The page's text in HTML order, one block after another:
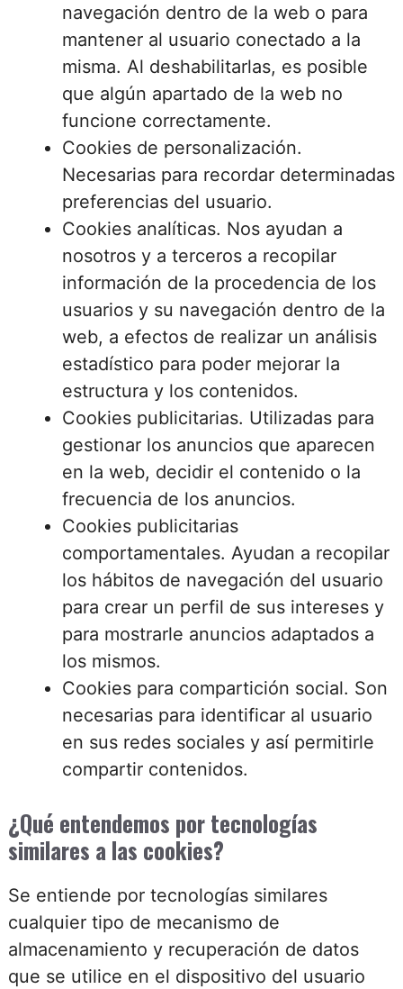
navegación dentro de la web o para
mantener al usuario conectado a la
misma. Al deshabilitarlas, es posible
que algún apartado de la web no
funcione correctamente.
Cookies de personalización.
Necesarias para recordar determinadas
preferencias del usuario.
Cookies analíticas. Nos ayudan a
nosotros y a terceros a recopilar
información de la procedencia de los
usuarios y su navegación dentro de la
web, a efectos de realizar un análisis
estadístico para poder mejorar la
estructura y los contenidos.
Cookies publicitarias. Utilizadas para
gestionar los anuncios que aparecen
en la web, decidir el contenido o la
frecuencia de los anuncios.
Cookies publicitarias
comportamentales. Ayudan a recopilar
los hábitos de navegación del usuario
para crear un perfil de sus intereses y
para mostrarle anuncios adaptados a
los mismos.
Cookies para compartición social. Son
necesarias para identificar al usuario
en sus redes sociales y así permitirle
compartir contenidos.
¿Qué entendemos por tecnologías
similares a las cookies?
Se entiende por tecnologías similares
cualquier tipo de mecanismo de
almacenamiento y recuperación de datos
que se utilice en el dispositivo del usuario